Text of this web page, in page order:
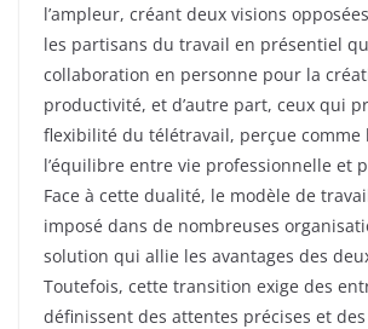
l’ampleur, créant deux visions
les partisans du travail en présentiel
collaboration en personne pour la
productivité, et d’autre part, ceux qui
flexibilité du télétravail, perçue comme
l’équilibre entre vie professionnelle et
Face à cette dualité, le modèle de
imposé dans de nombreuses
solution qui allie les avantages des
Toutefois, cette transition exige des
définissent des attentes précises et